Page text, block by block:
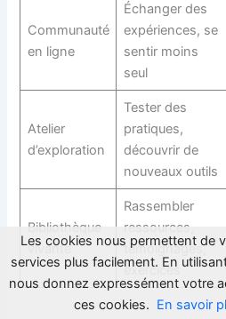
Communauté
en ligne
Échanger des
expériences, se
sentir moins
seul
Atelier
d’exploration
Tester des
pratiques,
découvrir de
nouveaux outils
Bibliothèque
vivante
Rassembler
ressources,
témoignages,
exercices
Les cookies nous permettent de
services plus facilement. En
nous donnez expressément votre
ces cookies. En savoir